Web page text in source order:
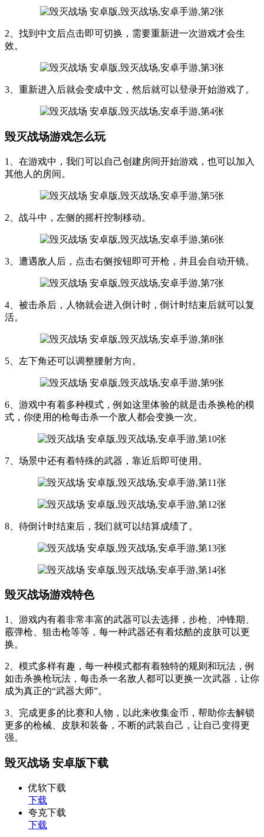
2、找到中文后点击即可切换，需要重新进一次游戏才会生
效。
3、重新进入后就会变成中文，然后就可以登录开始游戏了。
毁灭战场游戏怎么玩
1、在游戏中，我们可以自己创建房间开始游戏，也可以加入
其他人的房间。
2、战斗中，左侧的摇杆控制移动。
3、遭遇敌人后，点击右侧按钮即可开枪，并且会自动开镜。
4、被击杀后，人物就会进入倒计时，倒计时结束后就可以复
活。
5、左下角还可以调整腰射方向。
6、游戏中有着多种模式，例如这里体验的就是击杀换枪的模
式，你使用的枪每击杀一个敌人都会变换一次。
7、场景中还有着特殊的武器，靠近后即可使用。
8、待倒计时结束后，我们就可以结算成绩了。
毁灭战场游戏特色
1、游戏内有着非常丰富的武器可以去选择，步枪、冲锋期、
霰弹枪、狙击枪等等，每一种武器还有着炫酷的皮肤可以更
换。
2、模式多样有趣，每一种模式都有着独特的规则和玩法，例
如击杀换枪玩法，每击杀一名敌人都可以更换一次武器，让你
成为真正的“武器大师”。
3、完成更多的比赛和人物，以此来收集金币，帮助你去解锁
更多的枪械、皮肤和装备，不断的武装自己，让自己变得更
强。
毁灭战场 安卓版下载
优软下载
下载
夸克下载
下载